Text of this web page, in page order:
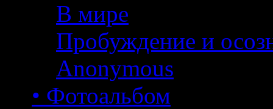
В мире
Пробуждение и
Anonymous
• Фотоальбом